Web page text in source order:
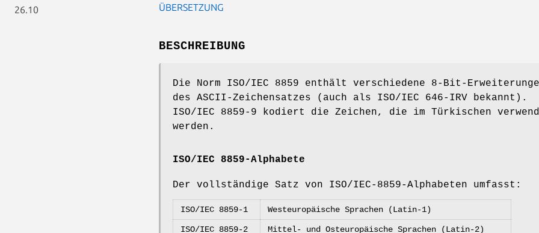
26.10
ÜBERSETZUNG
BESCHREIBUNG
Die Norm ISO/IEC 8859 enthält verschiedene 8-Bit-
des ASCII-Zeichensatzes (auch als ISO/IEC 646-IRV bekannt).
ISO/IEC 8859-9 kodiert die Zeichen, die im Türkischen
werden.
ISO/IEC 8859-Alphabete
Der vollständige Satz von ISO/IEC-8859-Alphabeten umfasst:
ISO/IEC 8859-1 Westeuropäische Sprachen (Latin-1)
ISO/IEC 8859-2 Mittel- und Osteuropäische Sprachen (Latin-2)